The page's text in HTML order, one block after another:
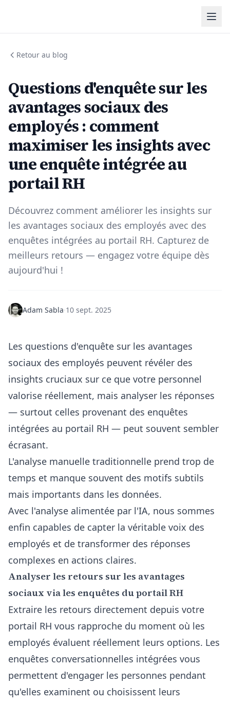
Retour au blog
Questions d'enquête sur les
avantages sociaux des
employés : comment
maximiser les insights avec
une enquête intégrée au
portail RH
Découvrez comment améliorer les insights sur
les avantages sociaux des employés avec des
enquêtes intégrées au portail RH. Capturez de
meilleurs retours — engagez votre équipe dès
aujourd'hui !
Adam Sabla·10 sept. 2025
Les questions d'enquête sur les avantages
sociaux des employés peuvent révéler des
insights cruciaux sur ce que votre personnel
valorise réellement, mais analyser les réponses
— surtout celles provenant des enquêtes
intégrées au portail RH — peut souvent sembler
écrasant.
L'analyse manuelle traditionnelle prend trop de
temps et manque souvent des motifs subtils
mais importants dans les données.
Avec l'analyse alimentée par l'IA, nous sommes
enfin capables de capter la véritable voix des
employés et de transformer des réponses
complexes en actions claires.
Analyser les retours sur les avantages
sociaux via les enquêtes du portail RH
Extraire les retours directement depuis votre
portail RH vous rapproche du moment où les
employés évaluent réellement leurs options. Les
enquêtes conversationnelles intégrées vous
permettent d'engager les personnes pendant
qu'elles examinent ou choisissent leurs